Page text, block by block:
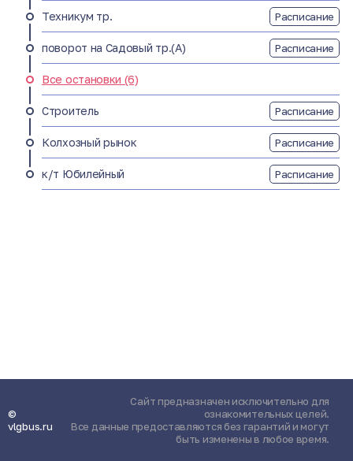
Техникум тр. Расписание
поворот на Садовый тр.(А) Расписание
Все остановки (6)
Строитель Расписание
Колхозный рынок Расписание
к/т Юбилейный Расписание
©
vlgbus.ru
Сайт предназначен исключительно для
ознакомительных целей.
Все данные предоставляются без гарантий и могут
быть изменены в любое время.